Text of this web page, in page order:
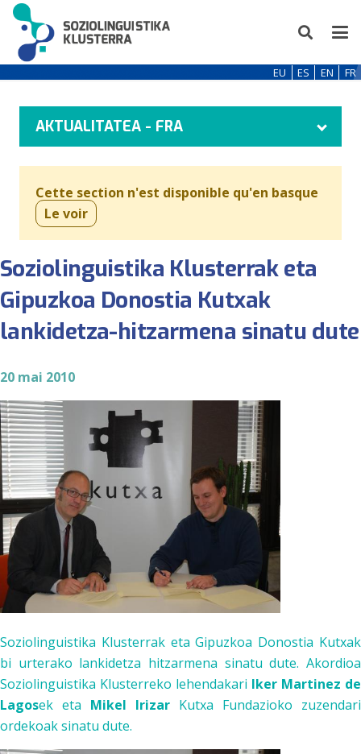
EU ES EN FR
AKTUALITATEA - FRA
Cette section n'est disponible qu'en basque
Le voir
Soziolinguistika Klusterrak eta
Gipuzkoa Donostia Kutxak
lankidetza-hitzarmena sinatu dute
20 mai 2010
Soziolinguistika Klusterrak etaGipuzkoa Donostia Kutxak
bi urterako lankidetza hitzarmena sinatu dute. Akordioa
Soziolinguistika Klusterreko lehendakari Iker Martinez de
Lagosek eta Mikel Irizar Kutxa Fundazioko zuzendari
ordekoak sinatu dute.